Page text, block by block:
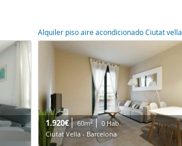
Alquiler piso aire acondicionado Ciutat vella
1.920€ 60m2
0 Hab.
Ciutat Vella - Barcelona